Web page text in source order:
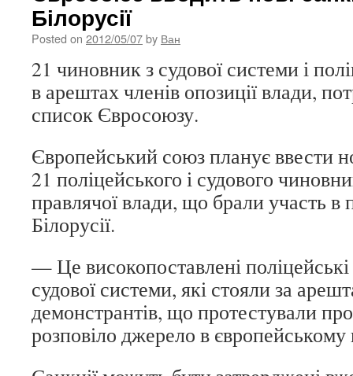
Білорусії
Posted on 2012/05/07by Ван
21 чиновник з судової системи і
в арештах членів опозиції влади,
список Євросоюзу.
Європейський союз планує ввести
21 поліцейського і судового
правлячої влади, що брали участь в
Білорусії.
— Це високопоставлені
судової системи, які стояли за
демонстрантів, що протестували
розповіло джерело в європейському